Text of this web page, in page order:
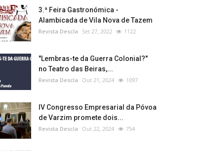
3.ª Feira Gastronómica -
Alambicada de Vila Nova de Tazem
Revista Descla Set 27, 2022 1122
"Lembras-te da Guerra Colonial?"
no Teatro das Beiras,...
Revista Descla Out 21, 2024 1097
IV Congresso Empresarial da Póvoa
de Varzim promete dois...
Revista Descla Out 22, 2024 754